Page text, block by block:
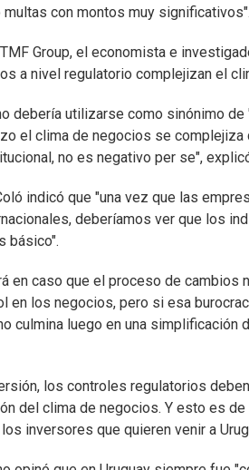
con montos muy significativos".
Group, el economista e
a nivel regulatorio complejizan el
debería utilizarse como sinónimo
el clima de negocios se
no es negativo per se",
indicó que "una vez que las
deberíamos ver que los
básico".
en caso que el proceso de
en los negocios, pero si esa
culmina luego en una
los controles regulatorios
del clima de negocios. Y esto es
inversores que quieren venir a